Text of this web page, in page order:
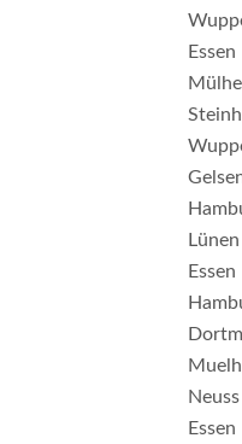
Essen
Lünen
Essen
Neuss
Essen